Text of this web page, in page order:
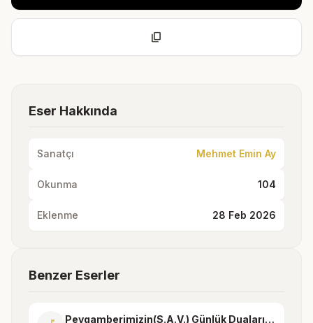
content_copy
Eser Hakkında
Sanatçı Mehmet Emin Ay
Okunma 104
Eklenme 28 Feb 2026
Benzer Eserler
Peygamberimizin(S.A.V.) Günlük Duaları-23